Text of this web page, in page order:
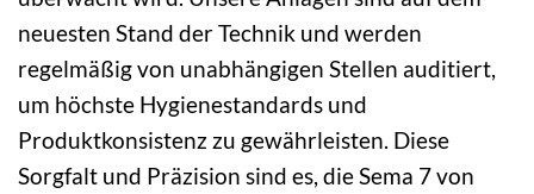
neuesten Stand der Technik und werden
regelmäßig von unabhängigen Stellen auditiert,
um höchste Hygienestandards und
Produktkonsistenz zu gewährleisten. Diese
Sorgfalt und Präzision sind es, die Sema 7 von